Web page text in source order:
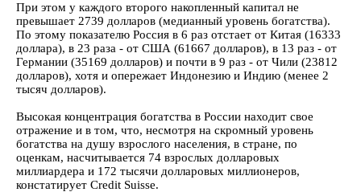
При этом у каждого второго накопленный капитал не
превышает 2739 долларов (медианный уровень богатства).
По этому показателю Россия в 6 раз отстает от Китая (16333
доллара), в 23 раза - от США (61667 долларов), в 13 раз - от
Германии (35169 долларов) и почти в 9 раз - от Чили (23812
долларов), хотя и опережает Индонезию и Индию (менее 2
тысяч долларов).
Высокая концентрация богатства в России находит свое
отражение и в том, что, несмотря на скромный уровень
богатства на душу взрослого населения, в стране, по
оценкам, насчитывается 74 взрослых долларовых
миллиардера и 172 тысячи долларовых миллионеров,
констатирует Credit Suisse.